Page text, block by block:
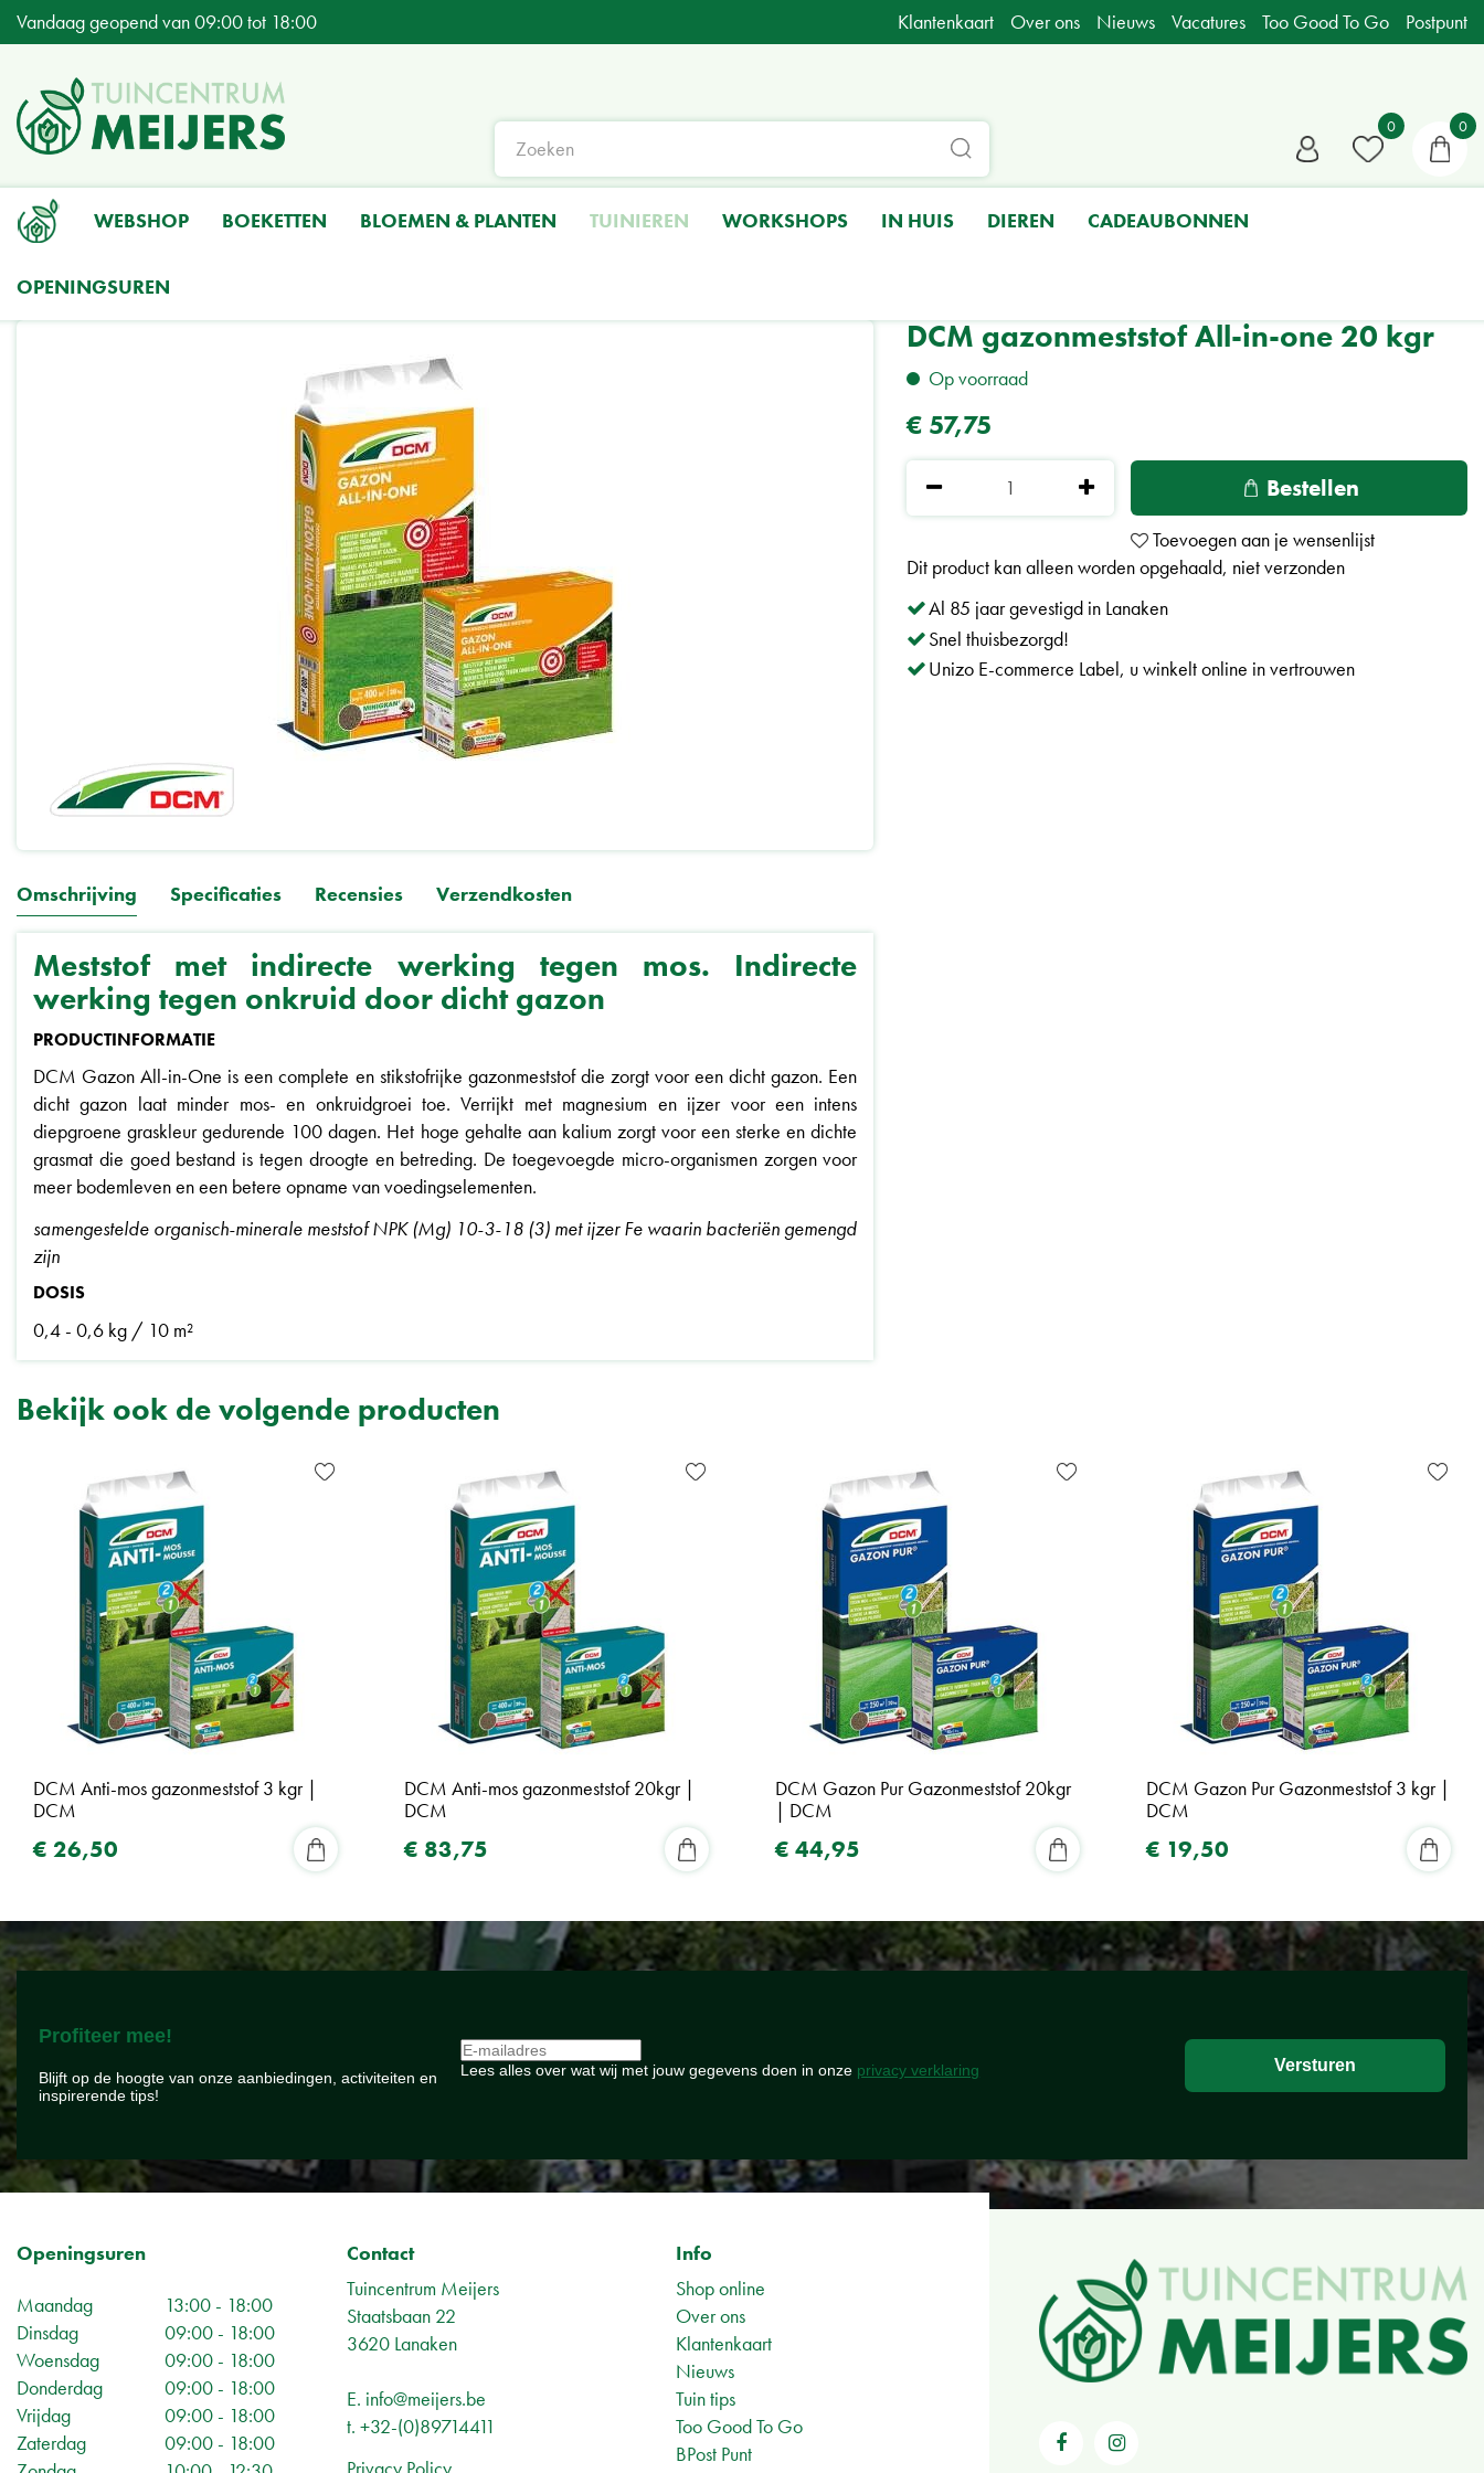
Ga
naar
Home Producten Tuinieren
Vandaag geopend van09:00tot 18:00 Klantenkaart Over ons Nieuws Vacatures Too Good To Go Postpunt
WEBSHOP BOEKETTEN BLOEMEN & PLANTEN TUINIEREN WORKSHOPS IN HUIS DIEREN CADEAUBONNEN
OPENINGSUREN
DCM gazonmeststof All-in-one 20 kgr
Op voorraad
€ 57,75
Dit product kan alleen worden opgehaald, niet verzonden
Al 85 jaar gevestigd in Lanaken
Snel thuisbezorgd!
Unizo E-commerce Label, u winkelt online in vertrouwen
Omschrijving Specificaties Recensies Verzendkosten
Meststof met indirecte werking tegen mos. Indirecte
werking tegen onkruid door dicht gazon
PRODUCTINFORMATIE
DCM Gazon All-in-One is een complete en stikstofrijke gazonmeststof die zorgt voor een dicht gazon. Een
dicht gazon laat minder mos- en onkruidgroei toe. Verrijkt met magnesium en ijzer voor een intens
diepgroene graskleur gedurende 100 dagen. Het hoge gehalte aan kalium zorgt voor een sterke en dichte
grasmat die goed bestand is tegen droogte en betreding. De toegevoegde micro-organismen zorgen voor
meer bodemleven en een betere opname van voedingselementen.
samengestelde organisch-minerale meststof NPK (Mg) 10-3-18 (3) met ijzer Fe waarin bacteriën gemengd
zijn
DOSIS
0,4 - 0,6 kg / 10 m²
Bekijk ook de volgende producten
DCM Anti-mos gazonmeststof 3 kgr |
DCM
€ 26,50
DCM Anti-mos gazonmeststof 20kgr |
DCM
€ 83,75
DCM Gazon Pur Gazonmeststof 20kgr
| DCM
€ 44,95
DCM Gazon Pur Gazonmeststof 3 kgr |
DCM
€ 19,50
Profiteer mee!
Blijft op de hoogte van onze aanbiedingen, activiteiten en
inspirerende tips!
Lees alles over wat wij met jouw gegevens doen in onze privacy verklaring
Openingsuren
Maandag
13:00 - 18:00
Dinsdag
09:00 - 18:00
Woensdag
09:00 - 18:00
Donderdag
09:00 - 18:00
Vrijdag
09:00 - 18:00
Zaterdag
09:00 - 18:00
Contact
Tuincentrum Meijers
Staatsbaan 22
3620 Lanaken
E. info@meijers.be
t. +32-(0)89714411
Privacy Policy
Info
Shop online
Over ons
Klantenkaart
Nieuws
Tuin tips
Too Good To Go
BPost Punt